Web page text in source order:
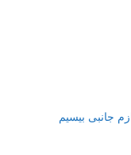
جانبی بیسیم